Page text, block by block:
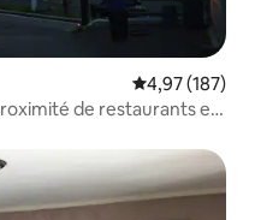
Évaluation
4,97 (187)
de restaurants et